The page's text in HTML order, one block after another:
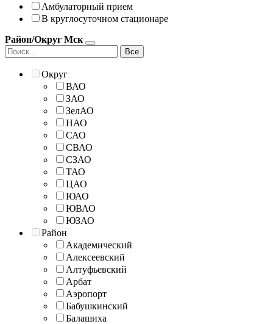
Амбулаторный прием
В круглосуточном стационаре
Район/Округ Мск
Все
Округ
ВАО
ЗАО
ЗелАО
НАО
САО
СВАО
СЗАО
ТАО
ЦАО
ЮАО
ЮВАО
ЮЗАО
Район
Академический
Алексеевский
Алтуфьевский
Арбат
Аэропорт
Бабушкинский
Балашиха